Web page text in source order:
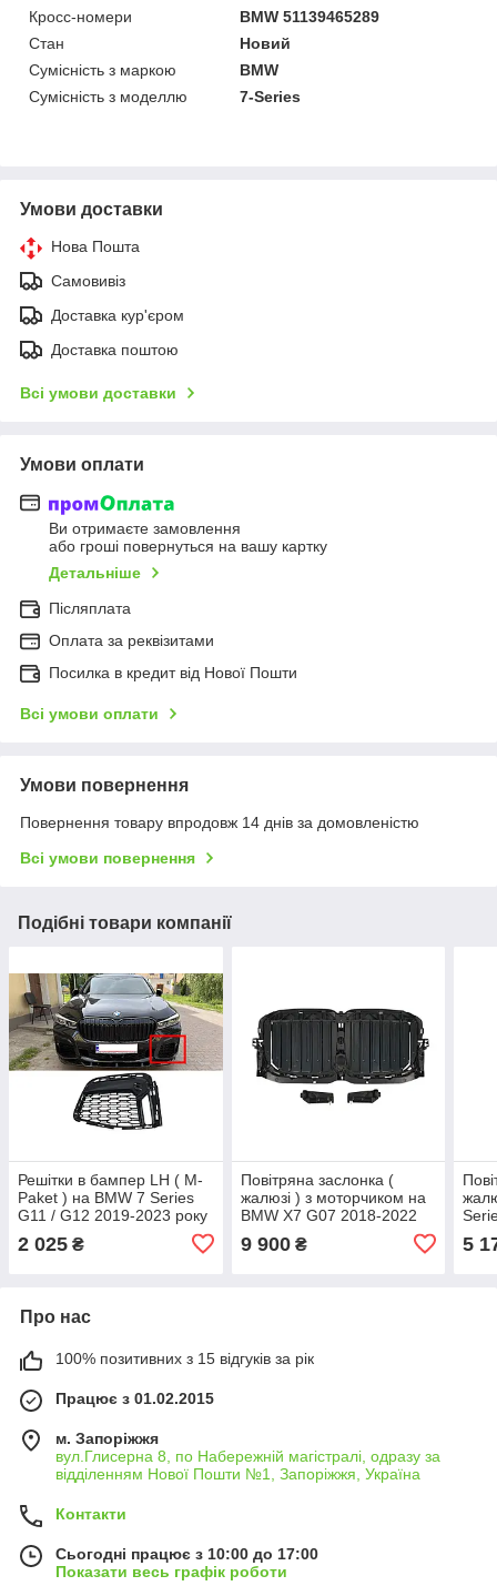
Кросс-номери
BMW 51139465289
Стан
Новий
Сумісність з маркою
BMW
Сумісність з моделлю
7-Series
Умови доставки
Нова Пошта
Самовивіз
Доставка кур'єром
Доставка поштою
Всі умови доставки
Умови оплати
Ви отримаєте замовлення
або гроші повернуться на вашу картку
Детальніше
Післяплата
Оплата за реквізитами
Посилка в кредит від Нової Пошти
Всі умови оплати
Умови повернення
Повернення товару впродовж 14 днів за домовленістю
Всі умови повернення
Подібні товари компанії
Решітки в бампер LH ( M-
Paket ) на BMW 7 Series
G11 / G12 2019-2023 року
2 025 ₴
Повітряна заслонка (
жалюзі ) з моторчиком на
BMW X7 G07 2018-2022
9 900₴ 5
Про нас
100% позитивних з 15 відгуків за рік
Працює з 01.02.2015
м. Запоріжжя
вул.Глисерна 8, по Набережній магістралі, одразу за
відділенням Нової Пошти №1, Запоріжжя, Україна
Контакти
Сьогодні працює з 10:00 до 17:00
Показати весь графік роботи